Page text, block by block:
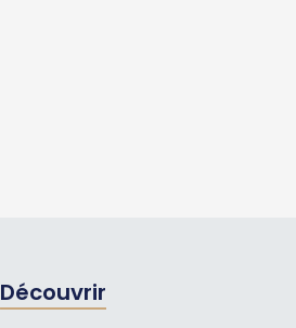
Découvrir